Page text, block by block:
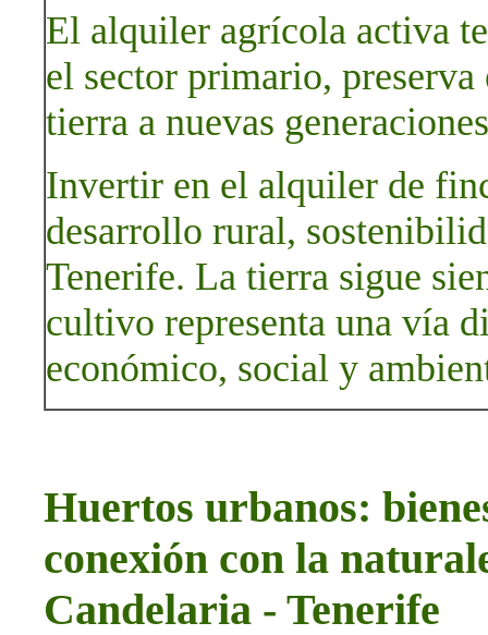
El alquiler agrícola activa
el sector primario,
tierra a nuevas
Invertir en el alquiler de
desarrollo rural,
Tenerife. La tierra sigue
cultivo representa una vía
económico, social y
Huertos urbanos:
conexión con la
Candelaria - Tenerife